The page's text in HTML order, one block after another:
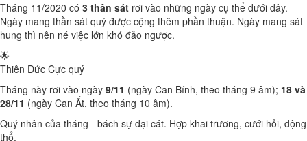
Tháng 11/2020 có 3 thần sát rơi vào những ngày cụ thể dưới đây.
Ngày mang thần sát quý được cộng thêm phần thuận. Ngày mang sát
hung thì nên né việc lớn khó đảo ngược.
🌟
Thiên Đức Cực quý
Tháng này rơi vào ngày 9/11 (ngày Can Bính, theo tháng 9 âm); 18 và
28/11 (ngày Can Ất, theo tháng 10 âm).
Quý nhân của tháng - bách sự đại cát. Hợp khai trương, cưới hỏi, động
thổ.